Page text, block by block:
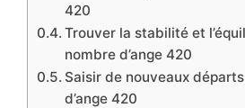
420
Trouver la stabilité et
nombre d’ange 420
Saisir de nouveaux
d’ange 420